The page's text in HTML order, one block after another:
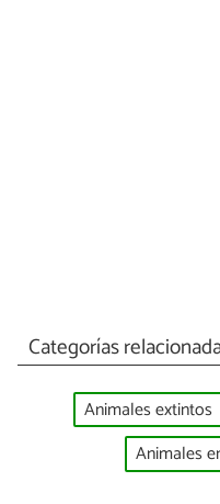
Categorías
Animales extintos
Animales